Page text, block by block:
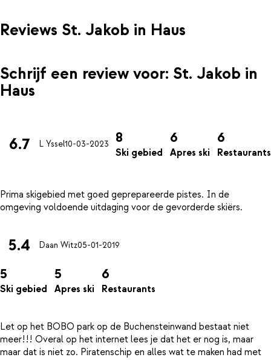
Reviews St. Jakob in Haus
Schrijf een review voor: St. Jakob in
Haus
6.7 L Yssel10-03-2023 8
Ski gebied
6
Apres ski
6
Restaurants
Prima skigebied met goed geprepareerde pistes. In de
5.4 Daan Witz05-01-2019
5
Ski gebied
5
Apres ski
6
Restaurants
Let op het BOBO park op de Buchensteinwand bestaat niet
meer!!! Overal op het internet lees je dat het er nog is, maar
maar dat is niet zo. Piratenschip en alles wat te maken had met